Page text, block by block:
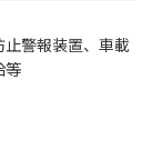
警報装置、車載
等